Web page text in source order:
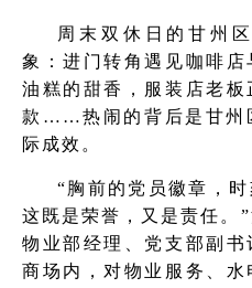
周末双休日的甘州
象：进门转角遇见咖啡
油糕的甜香，服装店老
款……热闹的背后是甘州
际成效。
“胸前的党员徽章，
这既是荣誉，又是责任。
物业部经理、党支部副
商场内，对物业服务、